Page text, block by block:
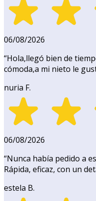
06/08/2026
“Hola,llegó bien de
cómoda,a mi nieto le
nuria F.
06/08/2026
“Nunca había pedido a
Rápida, eficaz, con un
estela B.